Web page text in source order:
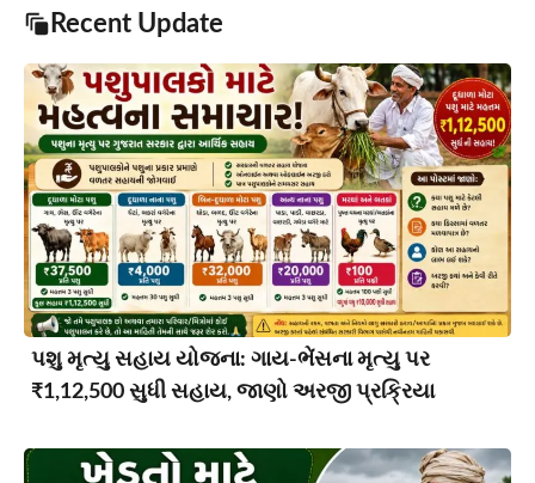
Recent Update
પશુ મૃત્યુ સહાય યોજના: ગાય-ભેંસના મૃત્યુ પર
₹1,12,500 સુધી સહાય, જાણો અરજી પ્રક્રિયા